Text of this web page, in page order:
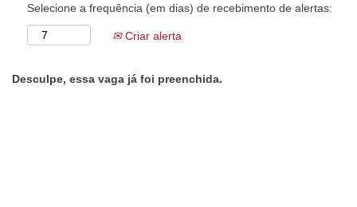
Selecione a frequência (em dias) de recebimento de alertas:
Criar alerta
Desculpe, essa vaga já foi preenchida.